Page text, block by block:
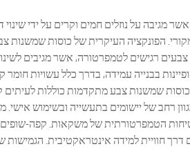
מגיבה על נוזלים חמים וקרים על ידי שינוי
הפונקציה העיקרית של כוסות שמשנות
רגישים לטמפרטורה, אשר מגיבים
בבנייה עמידה, בדרך כלל עשויות חומר
שמשנות צבע מתקדמות כוללות לעיתים
רחב של יישומים בתעשייה ובשימוש אישי.
הטמפרטורתית של משקאות. קפה-שופים
חוויית למידה אינטראקטיבית. הגמישות